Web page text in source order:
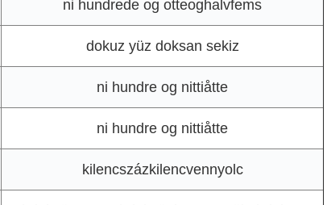
ni hundrede og otteoghalvfems
dokuz yüz doksan sekiz
ni hundre og nittiåtte
ni hundre og nittiåtte
kilencszázkilencvennyolc